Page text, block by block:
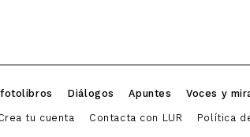
Diálogos Apuntes Voces y
tu cuenta Contacta con LUR Política